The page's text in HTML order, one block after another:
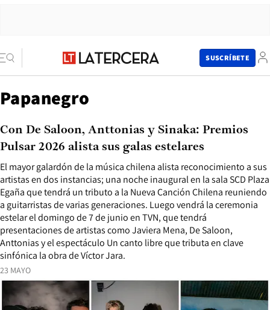
SUSCRÍBETE
Papanegro
23 MAYO
El mayor galardón de la música chilena alista reconocimiento a sus
artistas en dos instancias; una noche inaugural en la sala SCD Plaza
Egaña que tendrá un tributo a la Nueva Canción Chilena reuniendo
a guitarristas de varias generaciones. Luego vendrá la ceremonia
estelar el domingo de 7 de junio en TVN, que tendrá
presentaciones de artistas como Javiera Mena, De Saloon,
Anttonias y el espectáculo Un canto libre que tributa en clave
sinfónica la obra de Víctor Jara.
Con De Saloon, Anttonias y Sinaka: Premios
Pulsar 2026 alista sus galas estelares